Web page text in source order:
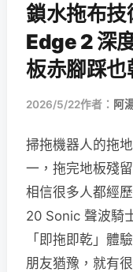
鎖水拖布
Edge 2 深
板赤腳踩也
2026/5/22作者： 阿
掃拖機器人的拖
一，拖完地板殘
相信很多人都經
20 Sonic 聲波騎
「即拖即乾」體
朋友猶豫，就有